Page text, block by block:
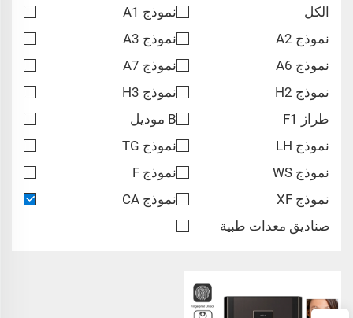
الكل
نموذج A1
نموذج A2
نموذج A3
نموذج A6
نموذج A7
نموذج H2
نموذج H3
طراز F1
B موديل
نموذج LH
نموذج TG
نموذج WS
نموذج F
نموذج XF
نموذج CA
صناديق معدات طبية